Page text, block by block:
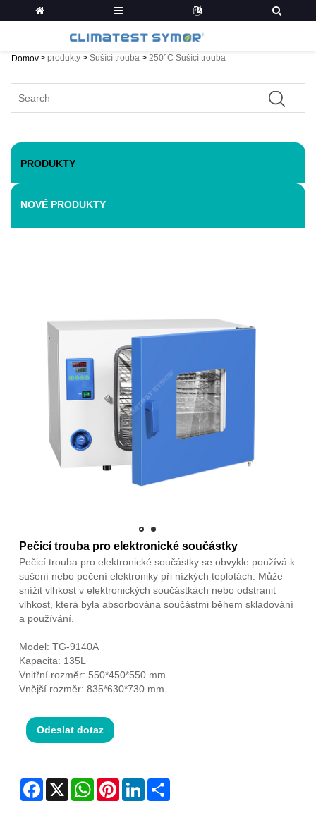
Domov> produkty > Sušící trouba > 250°C Sušící trouba
PRODUKTY
NOVÉ PRODUKTY
Pečicí trouba pro elektronické součástky
Pečicí trouba pro elektronické součástky se obvykle používá k
sušení nebo pečení elektroniky při nízkých teplotách. Může
snížit vlhkost v elektronických součástkách nebo odstranit
vlhkost, která byla absorbována součástmi během skladování
a používání.
Model: TG-9140A
Kapacita: 135L
Vnitřní rozměr: 550*450*550 mm
Vnější rozměr: 835*630*730 mm
Odeslat dotaz
Facebook
X WhatsAppPinterestLinkedIn